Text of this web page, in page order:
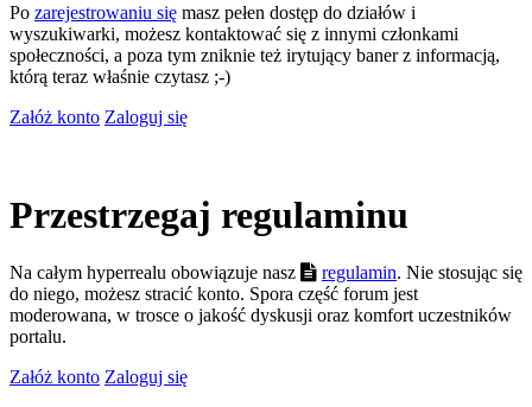
Po zarejestrowaniu się masz pełen dostęp do działów i
wyszukiwarki, możesz kontaktować się z innymi członkami
społeczności, a poza tym zniknie też irytujący baner z informacją,
którą teraz właśnie czytasz ;-)
Załóż konto Zaloguj się
Przestrzegaj regulaminu
Na całym hyperrealu obowiązuje nasz regulamin. Nie stosując się
do niego, możesz stracić konto. Spora część forum jest
moderowana, w trosce o jakość dyskusji oraz komfort uczestników
portalu.
Załóż konto Zaloguj się